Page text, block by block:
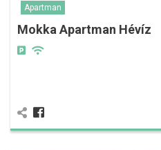
Apartman
Mokka Apartman Hévíz